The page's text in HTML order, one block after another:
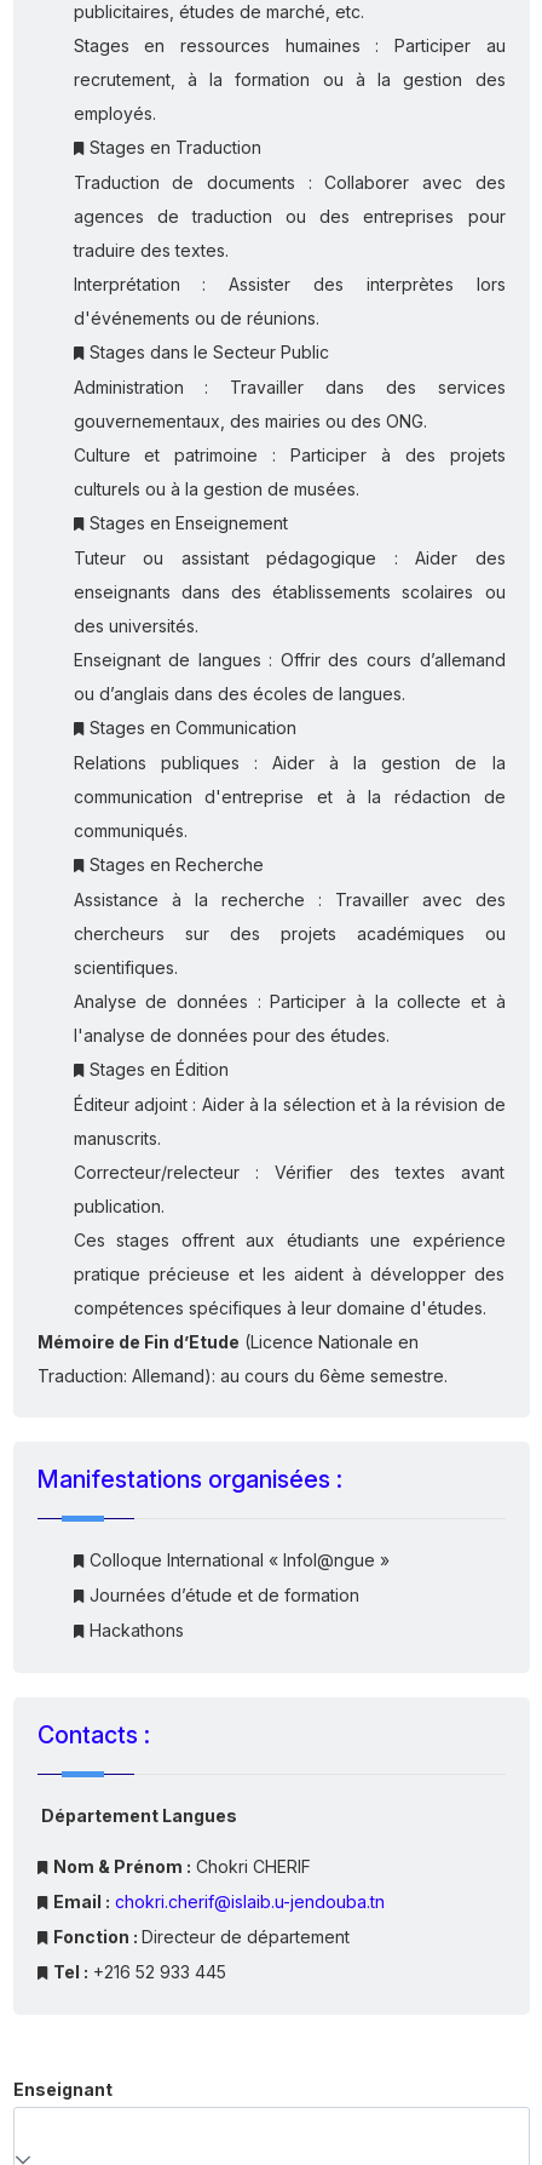
publicitaires, études de marché, etc.
Stages en ressources humaines : Participer au
recrutement, à la formation ou à la gestion des
employés.
Stages en Traduction
Traduction de documents : Collaborer avec des
agences de traduction ou des entreprises pour
traduire des textes.
Interprétation : Assister des interprètes lors
d'événements ou de réunions.
Stages dans le Secteur Public
Administration : Travailler dans des services
gouvernementaux, des mairies ou des ONG.
Culture et patrimoine : Participer à des projets
culturels ou à la gestion de musées.
Stages en Enseignement
Tuteur ou assistant pédagogique : Aider des
enseignants dans des établissements scolaires ou
des universités.
Enseignant de langues : Offrir des cours d’allemand
ou d’anglais dans des écoles de langues.
Stages en Communication
Relations publiques : Aider à la gestion de la
communication d'entreprise et à la rédaction de
communiqués.
Stages en Recherche
Assistance à la recherche : Travailler avec des
chercheurs sur des projets académiques ou
scientifiques.
Analyse de données : Participer à la collecte et à
l'analyse de données pour des études.
Stages en Édition
Éditeur adjoint : Aider à la sélection et à la révision de
manuscrits.
Correcteur/relecteur : Vérifier des textes avant
publication.
Ces stages offrent aux étudiants une expérience
pratique précieuse et les aident à développer des
compétences spécifiques à leur domaine d'études.
Mémoire de Fin d’Etude (Licence Nationale en
Traduction: Allemand): au cours du 6ème semestre.
Manifestations organisées :
Colloque International « Infol@ngue »
Journées d’étude et de formation
Hackathons
Contacts :
Département Langues
Nom & Prénom : Chokri CHERIF
Email : chokri.cherif@islaib.u-jendouba.tn
Fonction : Directeur de département
Tel : +216 52 933 445
Enseignant